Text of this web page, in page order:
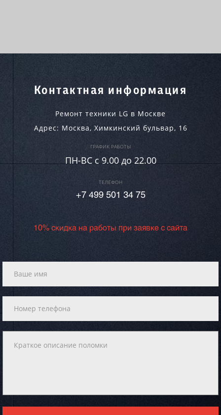
Контактная информация
Ремонт техники LG в Москве
Адрес: Москва, Химкинский бульвар, 16
ГРАФИК РАБОТЫ
ПН-ВC c 9.00 до 22.00
ТЕЛЕФОН
+7 499 501 34 75
10% скидка на работы при заявке с сайта